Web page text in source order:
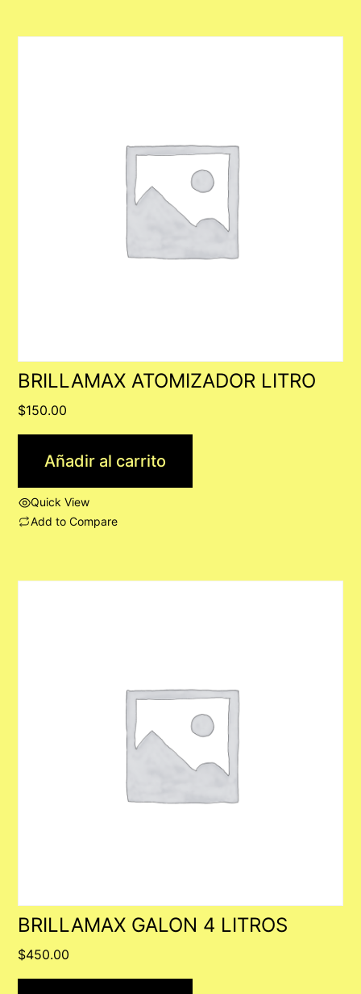
BRILLAMAX ATOMIZADOR LITRO
$150.00
Añadir al carrito
Quick View
Add to Compare
BRILLAMAX GALON 4 LITROS
$450.00